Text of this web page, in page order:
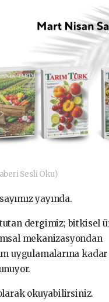
Sesli Oku)
yayında.
tutan dergimiz; bitkisel
mekanizasyondan
uygulamalarına
okuyabilirsiniz.